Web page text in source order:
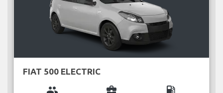
FIAT 500 ELECTRIC
group business_center local_gas_station